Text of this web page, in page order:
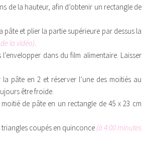
de la hauteur, afin d’obtenir un rectangle de
pâte et plier la partie supérieure par dessus la
la vidéo).
dans du film alimentaire. Laisser
pâte en 2 et réserver l’une des moitiés au
être froide.
de pâte en un rectangle de 45 x 23 cm
coupés en quinconce (à 4:00 minutes